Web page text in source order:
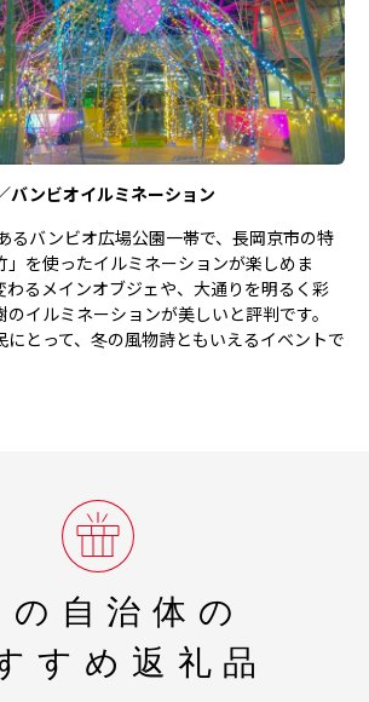
バンビオイルミネーション
るバンビオ広場公園一帯で、長岡京市の特
」を使ったイルミネーションが楽しめま
わるメインオブジェや、大通りを明るく彩
のイルミネーションが美しいと評判です。
にとって、冬の風物詩ともいえるイベントで
の自治体の
すめ返礼品